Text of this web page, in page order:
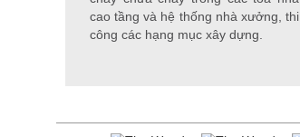
cao tầng và hệ thống nhà xưởng, thi
công các hạng mục xây dựng.